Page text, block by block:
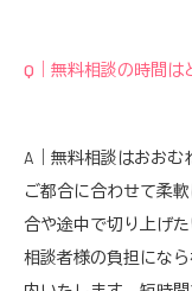
Q｜無料相談の時間は
A｜無料相談はおおむ
ご都合に合わせて柔
合や途中で切り上げ
相談者様の負担にな